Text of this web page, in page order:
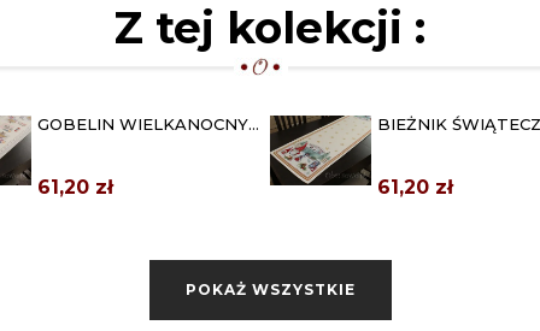
Z tej kolekcji :
GOBELIN WIELKANOCNY
EASTER"
61,20 zł
BIEŻNIK
"KRASNAL"
61,20 zł
POKAŻ WSZYSTKIE